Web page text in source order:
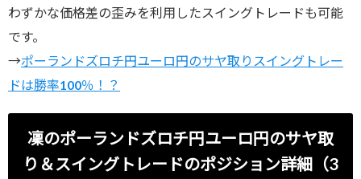
わずかな価格差の歪みを利用したスイングトレードも可能
です。
→ポーランドズロチ円ユーロ円のサヤ取りスイングトレー
ドは勝率100％！？
凜のポーランドズロチ円ユーロ円のサヤ取
り＆スイングトレードのポジション詳細（3